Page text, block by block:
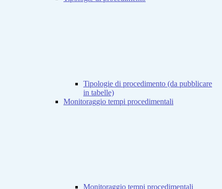
Tipologie di procedimento (da pubblicare
in tabelle)
Monitoraggio tempi procedimentali
Monitoraggio tempi procedimentali